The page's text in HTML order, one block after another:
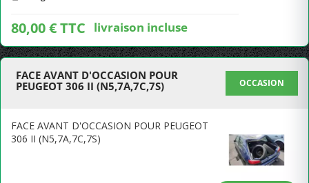
80,00 € TTC livraison incluse
FACE AVANT D'OCCASION POUR
PEUGEOT 306 II (N5,7A,7C,7S)
OCCASION
FACE AVANT D'OCCASION POUR PEUGEOT
306 II (N5,7A,7C,7S)